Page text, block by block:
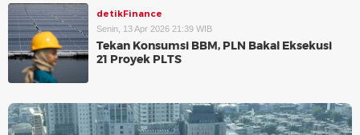
detikFinance
Senin, 13 Apr 2026 21:39 WIB
Tekan Konsumsi BBM, PLN Bakal Eksekusi
21 Proyek PLTS